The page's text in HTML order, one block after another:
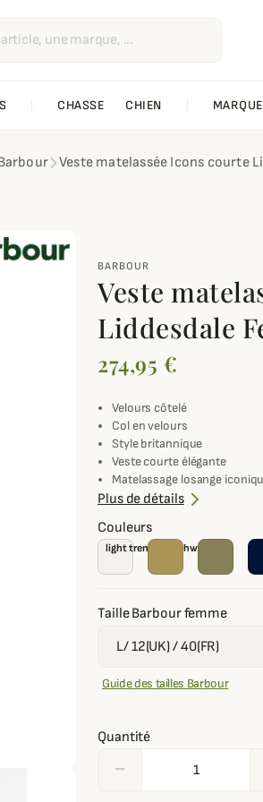
CHASSE CHIEN
Veste matelassée Icons courte
BARBOUR
Veste
Liddesdale
274,95 €
Velours côtelé
Col en velours
Style britannique
Veste courte élégante
Matelassage losange
Doublure tartan
Plus de détails
Couleurs
light trench/ birchwood
Taille Barbour femme
Guide des tailles Barbour
Quantité
remove